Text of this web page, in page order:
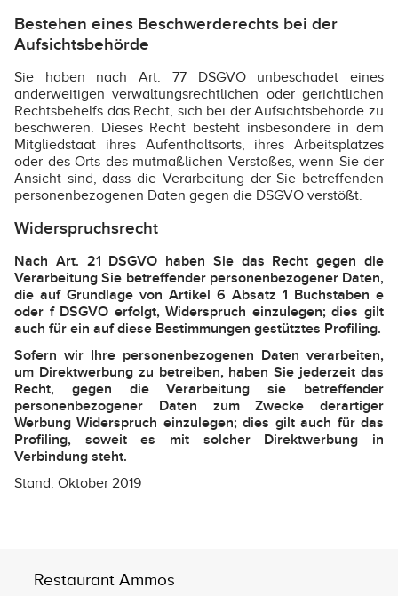
Bestehen eines Beschwerderechts bei der
Aufsichtsbehörde
Sie haben nach Art. 77 DSGVO unbeschadet eines
anderweitigen verwaltungsrechtlichen oder gerichtlichen
Rechtsbehelfs das Recht, sich bei der Aufsichtsbehörde zu
beschweren. Dieses Recht besteht insbesondere in dem
Mitgliedstaat ihres Aufenthaltsorts, ihres Arbeitsplatzes
oder des Orts des mutmaßlichen Verstoßes, wenn Sie der
Ansicht sind, dass die Verarbeitung der Sie betreffenden
personenbezogenen Daten gegen die DSGVO verstößt.
Widerspruchsrecht
Nach Art. 21 DSGVO haben Sie das Recht gegen die
Verarbeitung Sie betreffender personenbezogener Daten,
die auf Grundlage von Artikel 6 Absatz 1 Buchstaben e
oder f DSGVO erfolgt, Widerspruch einzulegen; dies gilt
auch für ein auf diese Bestimmungen gestütztes Profiling.
Sofern wir Ihre personenbezogenen Daten verarbeiten,
um Direktwerbung zu betreiben, haben Sie jederzeit das
Recht, gegen die Verarbeitung sie betreffender
personenbezogener Daten zum Zwecke derartiger
Werbung Widerspruch einzulegen; dies gilt auch für das
Profiling, soweit es mit solcher Direktwerbung in
Verbindung steht.
Stand: Oktober 2019
Restaurant Ammos